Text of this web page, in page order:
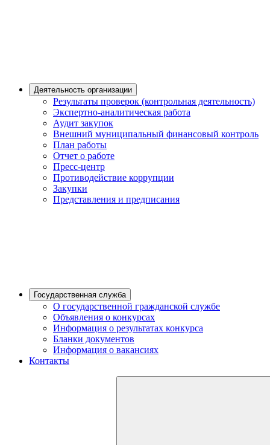
Деятельность организации
Результаты проверок (контрольная деятельность)
Экспертно-аналитическая работа
Аудит закупок
Внешний муниципальный финансовый контроль
План работы
Отчет о работе
Пресс-центр
Противодействие коррупции
Закупки
Представления и предписания
Государственная служба
О государственной гражданской службе
Объявления о конкурсах
Информация о результатах конкурса
Бланки документов
Информация о вакансиях
Контакты